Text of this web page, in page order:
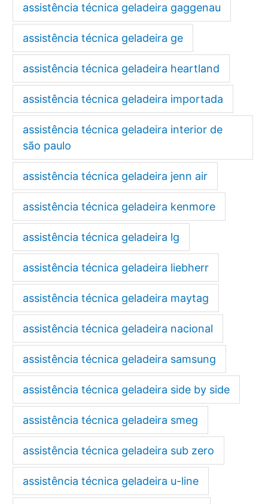
assistência técnica geladeira gaggenau
assistência técnica geladeira ge
assistência técnica geladeira heartland
assistência técnica geladeira importada
assistência técnica geladeira interior de
são paulo
assistência técnica geladeira jenn air
assistência técnica geladeira kenmore
assistência técnica geladeira lg
assistência técnica geladeira liebherr
assistência técnica geladeira maytag
assistência técnica geladeira nacional
assistência técnica geladeira samsung
assistência técnica geladeira side by side
assistência técnica geladeira smeg
assistência técnica geladeira sub zero
assistência técnica geladeira u-line